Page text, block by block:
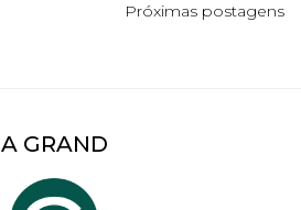
Próximas postagens
A GRAND